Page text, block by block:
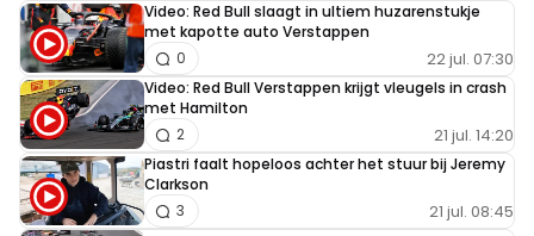
Video: Red Bull slaagt in ultiem huzarenstukje
met kapotte auto Verstappen
22 jul. 07:30
0
Video: Red Bull Verstappen krijgt vleugels in crash
met Hamilton
21 jul. 14:20
2
Piastri faalt hopeloos achter het stuur bij Jeremy
Clarkson
21 jul. 08:45
3